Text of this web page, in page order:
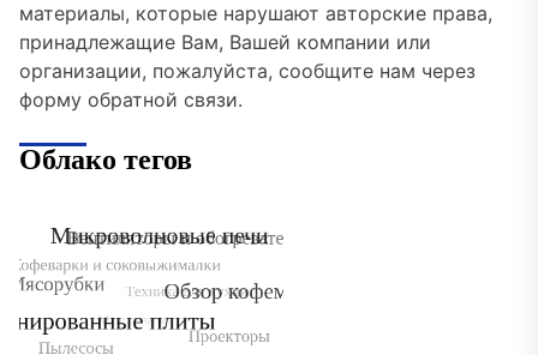
материалы, которые нарушают авторские права,
принадлежащие Вам, Вашей компании или
организации, пожалуйста, сообщите нам через
форму обратной связи.
Облако тегов